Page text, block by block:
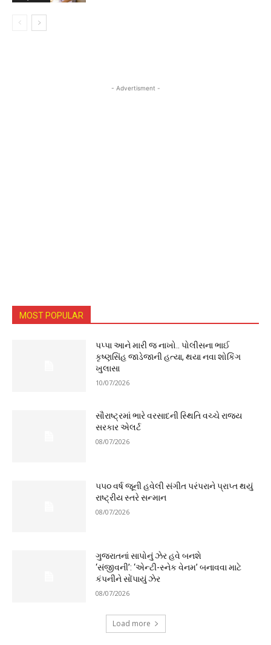
- Advertisment -
MOST POPULAR
પપ્પા આને મારી જ નાખો.. પોલીસના ભાઈ
કૃષ્ણસિંહ જાડેજાની હત્યા, થયા નવા શોકિંગ
ખુલાસા
10/07/2026
સૌરાષ્ટ્રમાં ભારે વરસાદની સ્થિતિ વચ્ચે રાજ્ય
સરકાર એલર્ટ
08/07/2026
૫૫૦ વર્ષ જૂની હવેલી સંગીત પરંપરાને પ્રાપ્ત થયું
રાષ્ટ્રીય સ્તરે સન્માન
08/07/2026
ગુજરાતનાં સાપોનું ઝેર હવે બનશે
‘સંજીવની’: ‘એન્ટી-સ્નેક વેનમ’ બનાવવા માટે
કંપનીને સોંપાયું ઝેર
08/07/2026
Load more